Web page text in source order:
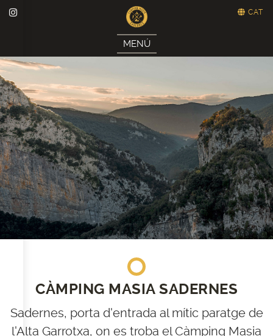
CAT
MENÚ
A les
CÀMPING MASIA SADERNES
Sadernes, porta d'entrada al mític paratge de
l'Alta Garrotxa, on es troba el Càmping Masia